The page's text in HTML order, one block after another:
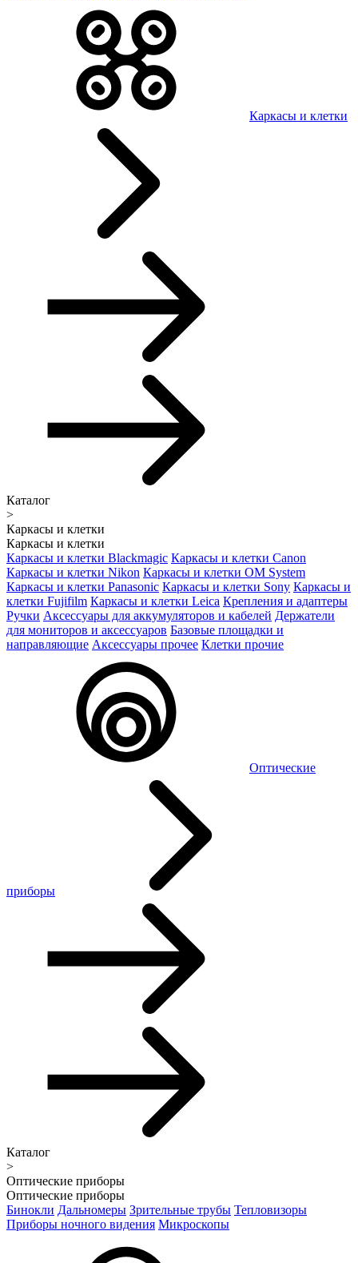
Каркасы и клетки
Каталог
>
Каркасы и клетки
Каркасы и клетки
Каркасы и клетки Blackmagic Каркасы и клетки Canon
Каркасы и клетки Nikon Каркасы и клетки OM System
Каркасы и клетки Panasonic Каркасы и клетки Sony Каркасы и
клетки Fujifilm Каркасы и клетки Leica Крепления и адаптеры
Ручки Аксессуары для аккумуляторов и кабелей Держатели
для мониторов и аксессуаров Базовые площадки и
направляющие Аксессуары прочее Клетки прочие
Оптические
приборы
Каталог
>
Оптические приборы
Оптические приборы
Бинокли Дальномеры Зрительные трубы Тепловизоры
Приборы ночного видения Микроскопы